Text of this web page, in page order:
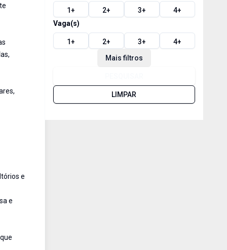
e
e
1+ 2+ 3+ 4+
Vaga(s)
1+ 2+ 3+ 4+
Mais filtros
LIMPAR